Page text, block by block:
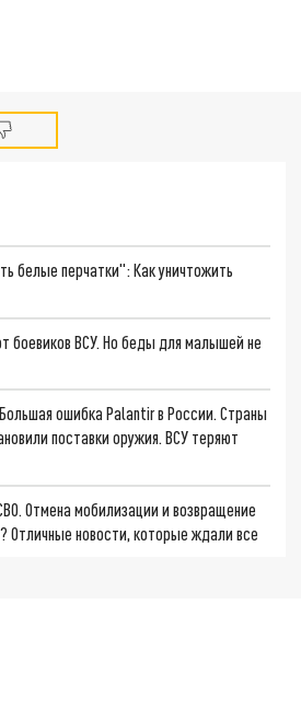
белые перчатки": Как уничтожить
боевиков ВСУ. Но беды для малышей не
ошибка Palantir в России. Страны
поставки оружия. ВСУ теряют
Отмена мобилизации и возвращение
Отличные новости, которые ждали все